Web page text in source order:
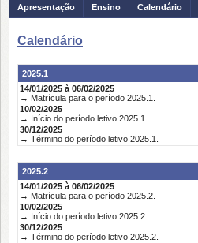
Apresentação Ensino Calendário
Calendário
2025.1
14/01/2025 à 06/02/2025
→ Matrícula para o período 2025.1.
10/02/2025
→ Início do período letivo 2025.1.
30/12/2025
→ Término do período letivo 2025.1.
2025.2
14/01/2025 à 06/02/2025
→ Matrícula para o período 2025.2.
10/02/2025
→ Início do período letivo 2025.2.
30/12/2025
→ Término do período letivo 2025.2.